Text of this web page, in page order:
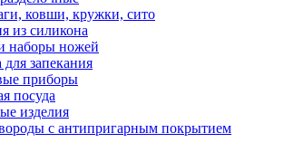
ковши, кружки, сито
из силикона
наборы ножей
для запекания
приборы
посуда
изделия
с антипригарным покрытием